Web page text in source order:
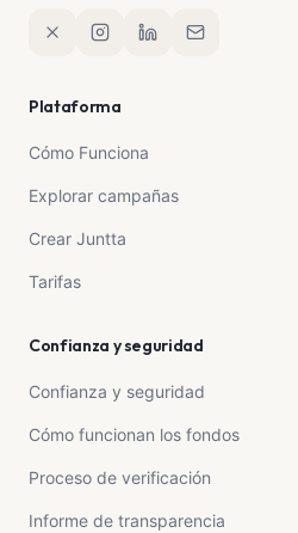
Plataforma
Cómo Funciona
Explorar campañas
Crear Juntta
Tarifas
Confianza y seguridad
Confianza y seguridad
Cómo funcionan los fondos
Proceso de verificación
Informe de transparencia